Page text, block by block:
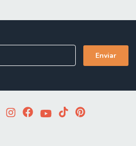
a entrega será feita no piso